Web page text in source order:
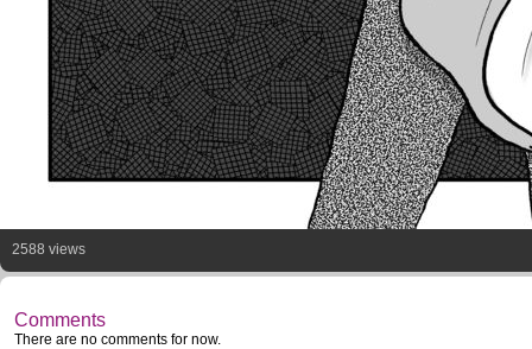
2588 views
Comments
There are no comments for now.